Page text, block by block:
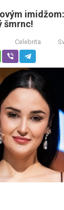
šmrnc!
Celebrita